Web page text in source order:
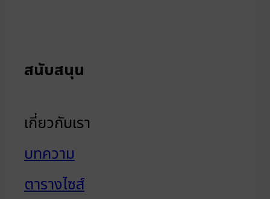
สนับสนุน
เกี่ยวกับเรา
บทความ
ตารางไซส์